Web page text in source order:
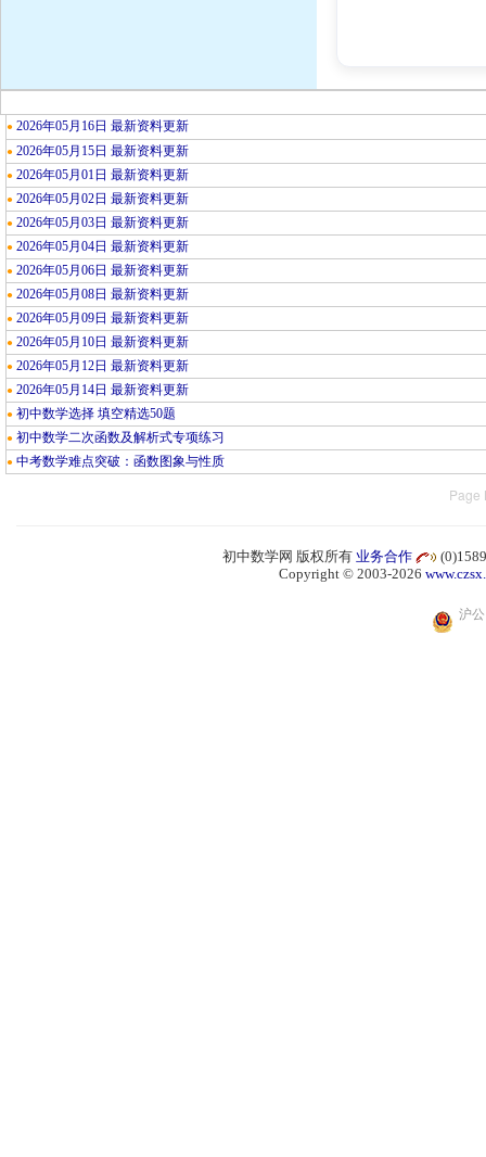
● 2026年05月16日 最新资料更新
● 2026年05月15日 最新资料更新
● 2026年05月01日 最新资料更新
● 2026年05月02日 最新资料更新
● 2026年05月03日 最新资料更新
● 2026年05月04日 最新资料更新
● 2026年05月06日 最新资料更新
● 2026年05月08日 最新资料更新
● 2026年05月09日 最新资料更新
● 2026年05月10日 最新资料更新
● 2026年05月12日 最新资料更新
● 2026年05月14日 最新资料更新
● 初中数学选择 填空精选50题
● 初中数学二次函数及解析式专项练习
● 中考数学难点突破：函数图象与性质
Page
初中数学网 版权所有 业务合作
Copyright © 2003-2026
沪公